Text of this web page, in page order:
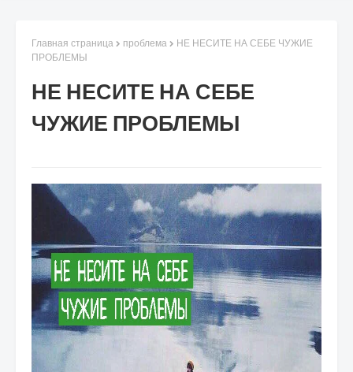
Главная страница проблема
НЕ НЕСИТЕ НА СЕБЕ ЧУЖИЕ
ПРОБЛЕМЫ
НЕ НЕСИТЕ НА СЕБЕ
ЧУЖИЕ ПРОБЛЕМЫ